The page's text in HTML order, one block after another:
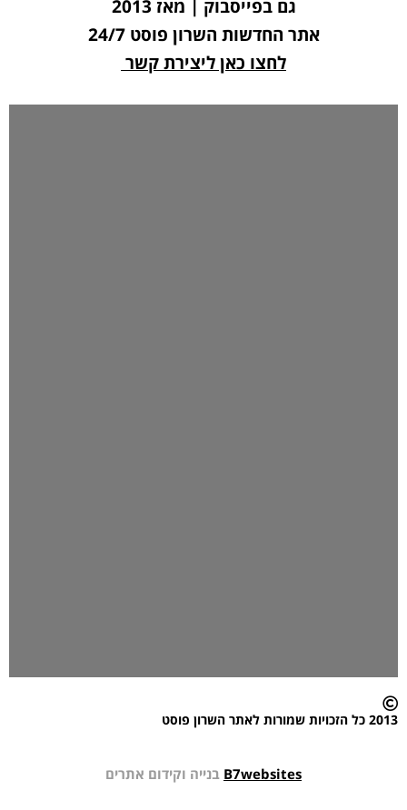
גם בפייסבוק | מאז 2013
אתר החדשות השרון פוסט 24/7
לחצו כאן ליצירת קשר
2013 כל הזכויות שמורות לאתר השרון פוסט
B7websites